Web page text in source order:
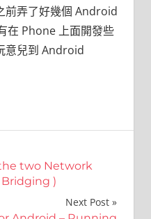
前弄了好幾個 Android
在 Phone 上面開發些
意兒到 Android
two Network
)
Next Post